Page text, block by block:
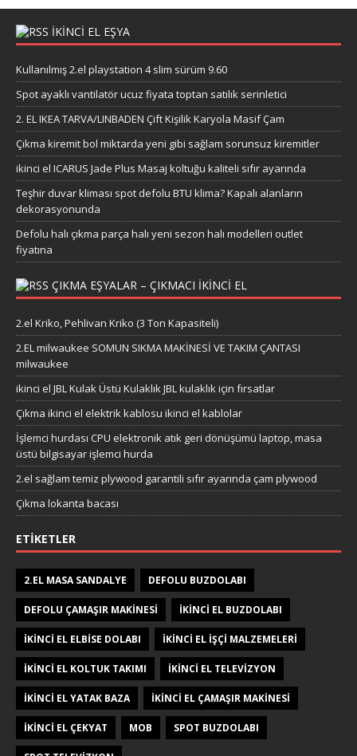
IKINCI EL EŞYA
Kullanılmış 2.el playstation 4 slim sürüm 9.60
Spot ayaklı vantilatör ucuz fiyata toptan satılık serinletici
2. EL IKEA TARVA/LINBADEN Çift Kişilik Karyola Masif Çam
Çıkma kiremit bol miktarda yeni gibi sağlam sorunsuz kiremitler
ikinci el ICARUS Jade Plus Masaj koltuğu kaliteli sıfır ayarında
Teşhir duvar kliması spot defolu BTU klima? Kapalı alanların
dekorasyonunda
Defolu halı çıkma parça halı yeni sezon halı modelleri outlet
fiyatına
ÇIKMA EŞYALAR – ÇIKMACI IKINCI EL
2.el Kriko, Pehlivan Kriko (3 Ton Kapasiteli)
2.EL milwaukee SOMUN SIKMA MAKİNESİ VE TAKIM ÇANTASI
milwaukee
ikinci el JBL Kulak Üstü Kulaklık JBL kulaklık için fırsatlar
Çıkma ikinci el elektrik kablosu ikinci el kablolar
İşlemci hurdası CPU elektronik atık geri dönüşümü laptop, masa
üstü bilgisayar işlemci hurda
2.el sağlam temiz plywood garantili sıfır ayarında çam plywood
Çıkma lokanta bacası
ETIKETLER
2.EL MASA SANDALYE DEFOLU BUZDOLABI
DEFOLU ÇAMAŞIR MAKINESI IKINCI EL BUZDOLABI
IKINCI EL ELBISE DOLABI IKINCI EL IŞÇI MALZEMELERI
IKINCI EL KOLTUK TAKIMI IKINCI EL TELEVIZYON
IKINCI EL YATAK BAZA IKINCI EL ÇAMAŞIR MAKINESI
IKINCI EL ÇEKYAT MOB SPOT BUZDOLABI